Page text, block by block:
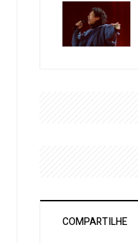
COMPARTILHE